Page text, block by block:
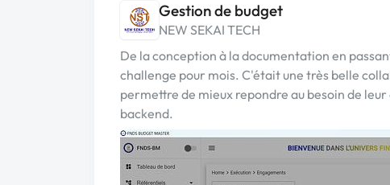
Gestion de budget
NEW SEKAI TECH
De la conception à la documentation en
challenge pour mois. C'était une très belle
permettre de mieux repondre au besoin de
backend.